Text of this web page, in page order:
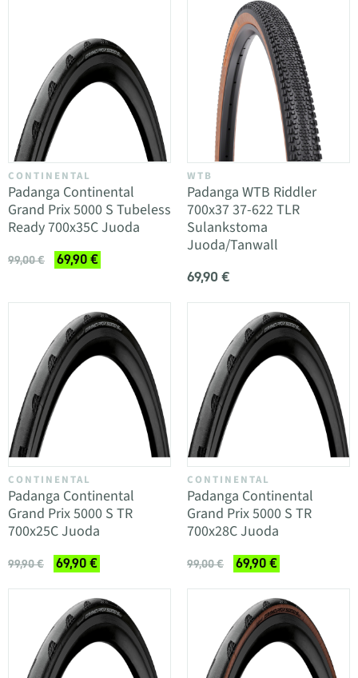
CONTINENTAL
Padanga Continental
Grand Prix 5000 S Tubeless
Ready 700x35C Juoda
99,00 € 69,90 €
WTB
Padanga WTB Riddler
700x37 37-622 TLR
Sulankstoma
Juoda/Tanwall
69,90 €
CONTINENTAL
Padanga Continental
Grand Prix 5000 S TR
700x25C Juoda
99,90 € 69,90 €
CONTINENTAL
Padanga Continental
Grand Prix 5000 S TR
700x28C Juoda
99,00 € 69,90 €